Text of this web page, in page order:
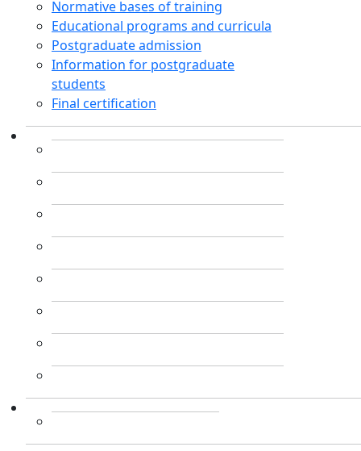
Normative bases of training
Educational programs and curricula
Postgraduate admission
Information for postgraduate
students
Final certification